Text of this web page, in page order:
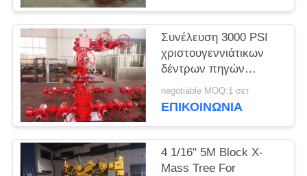
Συνέλευση 3000 PSI
χριστουγεννιάτικων
δέντρων πηγών
σφυρηλατημένων
κομματιών για την
negotiable MOQ:1 σετ
ΕΠΙΚΟΙΝΩΝΊΑ
4 1/16" 5M Block X-
Mass Tree For